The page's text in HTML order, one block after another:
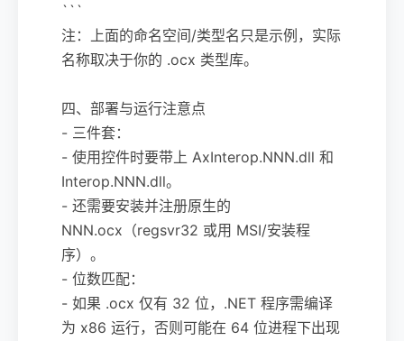
```
注：上面的命名空间/类型名只是示例，实际
名称取决于你的 .ocx 类型库。
四、部署与运行注意点
- 三件套：
- 使用控件时要带上 AxInterop.NNN.dll 和
Interop.NNN.dll。
- 还需要安装并注册原生的
NNN.ocx（regsvr32 或用 MSI/安装程
序）。
- 位数匹配：
- 如果 .ocx 仅有 32 位，.NET 程序需编译
为 x86 运行，否则可能在 64 位进程下出现